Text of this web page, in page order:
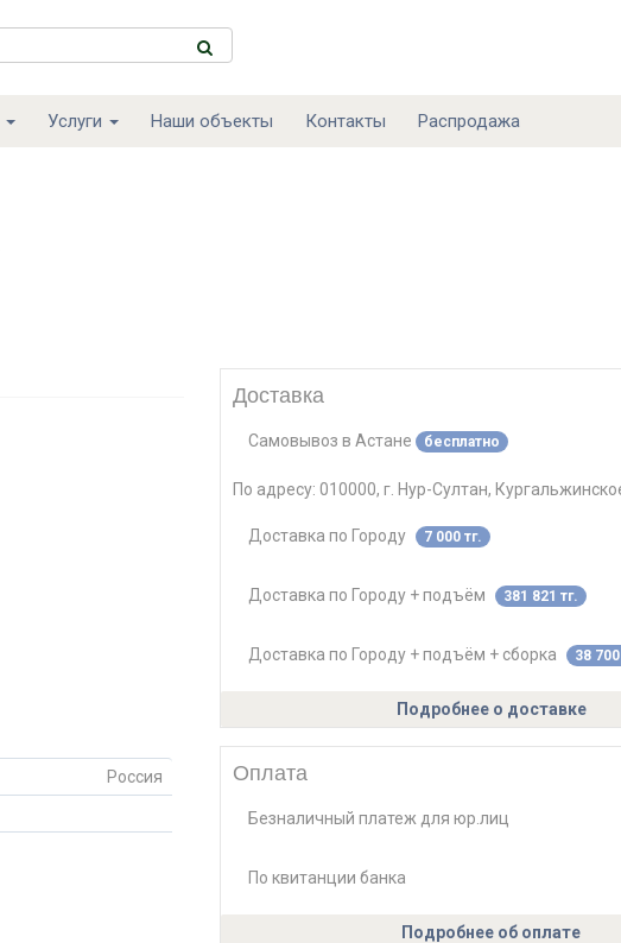
Услуги Наши объекты Контакты Распродажа
Россия
Доставка
Самовывоз в Астане бесплатно
По адресу: 010000, г. Нур-Султан,
Доставка по Городу 7 000 тг.
Доставка по Городу + подъём 381 821 тг.
Доставка по Городу + подъём + сборка 38 700
Подробнее о доставке
Оплата
Безналичный платеж для юр.лиц
По квитанции банка
Подробнее об оплате